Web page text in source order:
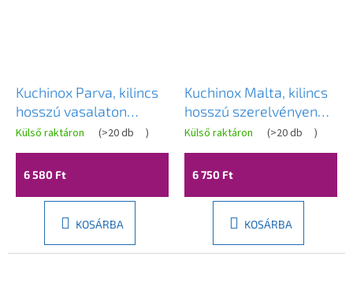
Kuchinox Parva, kilincs
hosszú vasalaton
beltéri ajtókhoz és
cilinderbetéthez,
szatén, LAV-KRV_112A
Külső raktáron (>20 db )
6 580 Ft
KOSÁRBA
Kuchinox Malta, kilincs
hosszú szerelvényen
WC-zárral,
tengelytávolság 72 mm,
szatén, LAV-KLM_3M3A
Külső raktáron (>20 db )
6 750 Ft
KOSÁRBA